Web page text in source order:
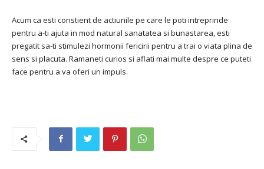
Acum ca esti constient de actiunile pe care le poti intreprinde
pentru a-ti ajuta in mod natural sanatatea si bunastarea, esti
pregatit sa-ti stimulezi hormonii fericirii pentru a trai o viata plina de
sens si placuta. Ramaneti curios si aflati mai multe despre ce puteti
face pentru a va oferi un impuls.